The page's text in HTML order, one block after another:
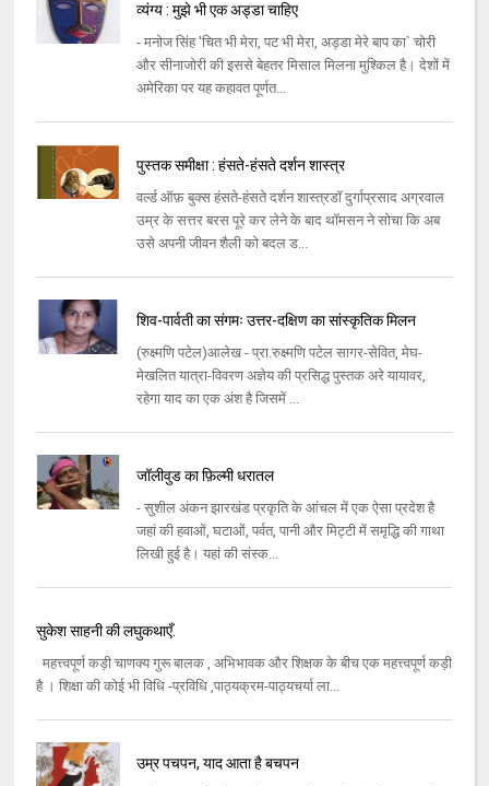
व्यंग्य : मुझे भी एक अड्डा चाहिए
- मनोज सिंह 'चित भी मेरा, पट भी मेरा, अड्डा मेरे बाप का` चोरी
और सीनाजोरी की इससे बेहतर मिसाल मिलना मुश्किल है। देशों में
अमेरिका पर यह कहावत पूर्णत...
पुस्तक समीक्षा : हंसते-हंसते दर्शन शास्त्र
वर्ल्ड ऑफ़ बुक्स हंसते-हंसते दर्शन शास्त्रडॉ दुर्गाप्रसाद अग्रवाल
उम्र के सत्तर बरस पूरे कर लेने के बाद थॉमसन ने सोचा कि अब
उसे अपनी जीवन शैली को बदल ड...
शिव-पार्वती का संगमः उत्तर-दक्षिण का सांस्कृतिक मिलन
(रुक्ष्मणि पटेल)आलेख - प्रा.रुक्ष्मणि पटेल सागर-सेवित, मेघ-
मेखलित यात्रा-विवरण अज्ञेय की प्रसिद्ध पुस्तक अरे यायावर,
रहेगा याद का एक अंश है जिसमें ...
जॉलीवुड का फ़िल्मी धरातल
- सुशील अंकन झारखंड प्रकृति के आंचल में एक ऐसा प्रदेश है
जहां की हवाओं, घटाओं, पर्वत, पानी और मिट्टी में समृद्धि की गाथा
लिखी हुई है। यहां की संस्क...
सुकेश साहनी की लघुकथाएँ.
महत्त्वपूर्ण कड़ी चाणक्य गुरू बालक , अभिभावक और शिक्षक के बीच एक महत्त्वपूर्ण कड़ी
है । शिक्षा की कोई भी विधि -प्रविधि ,पाठ्यक्रम-पाठ्यचर्या ला...
उम्र पचपन, याद आता है बचपन